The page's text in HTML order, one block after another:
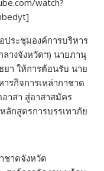
watch?
ประชุมองค์การบริหาร
างจังหวัดฯ) นายภานุ
า ให้การต้อนรับ นาย
รกิจการเหล่ากาชาด
าสา สู่อาสาสมัคร
ลักสูตรการบรรเทาภัย
ชาดจังหวัด